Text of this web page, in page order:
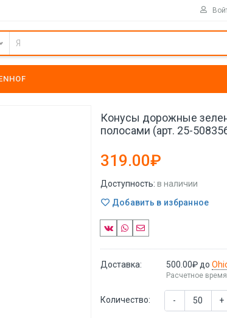
Конусы дорожные
полосами (арт. 25-
319.00₽
Доступность: в наличии
Добавить в избранное
Доставка: 500.00₽ до
Расчетное
Количество: - +